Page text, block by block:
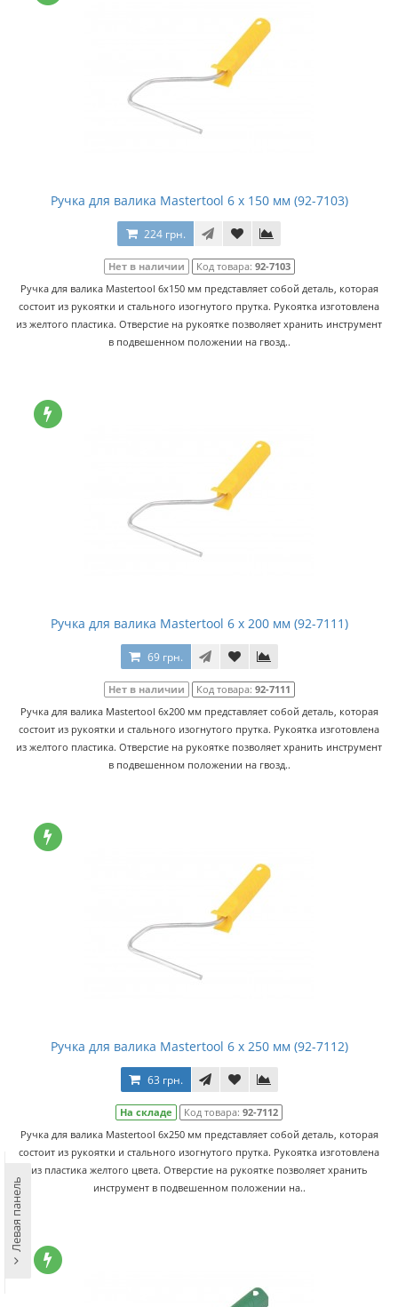
Ручка для валика Mastertool 6 х 150 мм (92-7103)
224 грн.
Нет в наличии Код товара: 92-7103
Ручка для валика Mastertool 6х150 мм представляет собой деталь, которая
состоит из рукоятки и стального изогнутого прутка. Рукоятка изготовлена
из желтого пластика. Отверстие на рукоятке позволяет хранить инструмент
в подвешенном положении на гвозд..
Ручка для валика Mastertool 6 х 200 мм (92-7111)
69 грн.
Нет в наличии Код товара: 92-7111
Ручка для валика Mastertool 6х200 мм представляет собой деталь, которая
состоит из рукоятки и стального изогнутого прутка. Рукоятка изготовлена
из желтого пластика. Отверстие на рукоятке позволяет хранить инструмент
в подвешенном положении на гвозд..
Ручка для валика Mastertool 6 х 250 мм (92-7112)
63 грн.
На складе Код товара: 92-7112
Ручка для валика Mastertool 6х250 мм представляет собой деталь, которая
состоит из рукоятки и стального изогнутого прутка. Рукоятка изготовлена
из пластика желтого цвета. Отверстие на рукоятке позволяет хранить
инструмент в подвешенном положении на..
Левая панель